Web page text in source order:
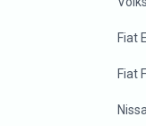
Fiat
Fiat